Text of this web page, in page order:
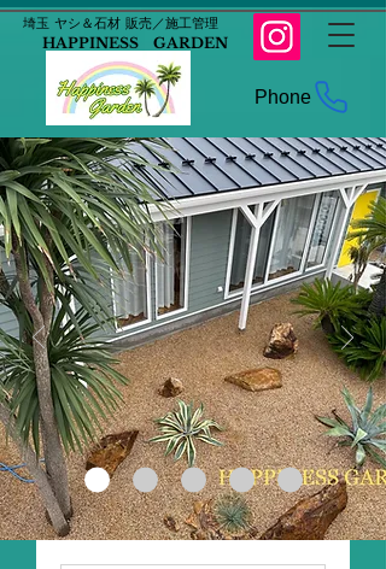
​埼玉 ヤシ＆石材 販売／施工管理
HAPPINESS GARDEN
Phone